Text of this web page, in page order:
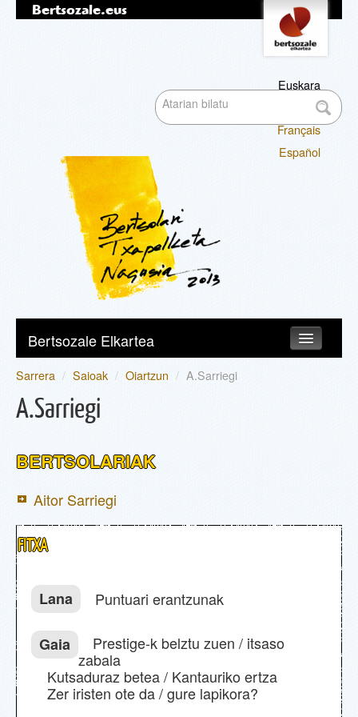
Bertsozale.eus
Tresna
pertsonalak
Euskara
English
Français
Español
Bilatu atarian
aurreratua…
Bertsozale Elkartea
INFORMAZIOA
SAILKAPENA
BERTSOA.COM
Sarrera / Saioak / Oiartzun / A.Sarriegi
A.Sarriegi
BERTSOLARIAK
Aitor Sarriegi
FITXA
Lana Puntuari erantzunak
Gaia
Prestige-k belztu zuen / itsaso
zabala
Kutsaduraz betea / Kantauriko ertza
Zer iristen ote da / gure lapikora?